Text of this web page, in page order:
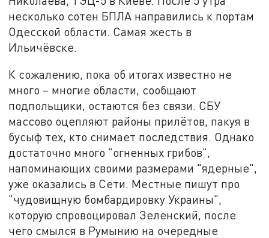
несколько сотен БПЛА направились к портам
Одесской области. Самая жесть в
Ильичёвске.
К сожалению, пока об итогах известно не
много – многие области, сообщают
подпольщики, остаются без связи. СБУ
массово оцепляют районы прилётов, пакуя в
бусыф тех, кто снимает последствия. Однако
достаточно много "огненных грибов",
напоминающих своими размерами "ядерные",
уже оказались в Сети. Местные пишут про
"чудовищную бомбардировку Украины",
которую спровоцировал Зеленский, после
чего смылся в Румынию на очередные